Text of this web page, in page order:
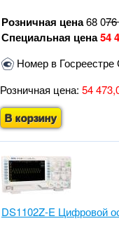
Розничная цена68 076
Специальная цена54
Номер в
Розничная цена: 54
В корзину
DS1102Z-E Цифровой